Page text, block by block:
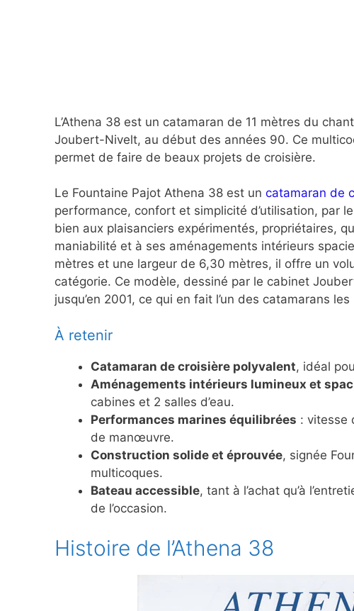
L’Athena 38 est un catamaran de 11 mètres du
Joubert-Nivelt, au début des années 90. Ce
permet de faire de beaux projets de croisière.
Le Fountaine Pajot Athena 38 est un catamaran de
performance, confort et simplicité d’utilisation, par
bien aux plaisanciers expérimentés, propriétaires,
maniabilité et à ses aménagements intérieurs
mètres et une largeur de 6,30 mètres, il offre un
catégorie. Ce modèle, dessiné par le cabinet
jusqu’en 2001, ce qui en fait l’un des catamarans
À retenir
Catamaran de croisière polyvalent, idéal
Aménagements intérieurs lumineux et
cabines et 2 salles d’eau.
Performances marines équilibrées : vitesse
de manœuvre.
Construction solide et éprouvée, signée
multicoques.
Bateau accessible, tant à l’achat qu’à
de l’occasion.
Histoire de l’Athena 38